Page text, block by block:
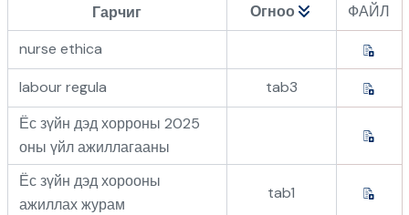
Гарчиг Огноо
ФАЙЛ
nurse ethica
labour regula
tab3
Ёс зүйн дэд хорроны 2025
оны үйл ажиллагааны
Ёс зүйн дэд хорооны
ажиллах журам
tab1